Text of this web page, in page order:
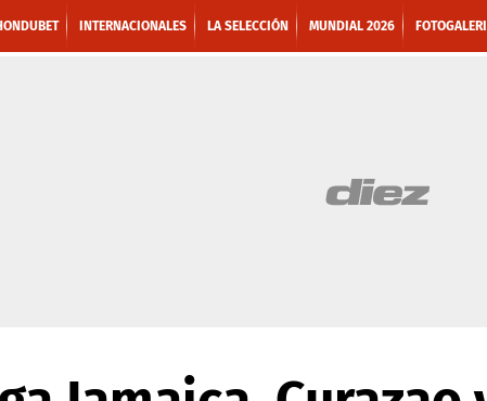
INTERNACIONALES LA SELECCIÓN MUNDIAL 2026